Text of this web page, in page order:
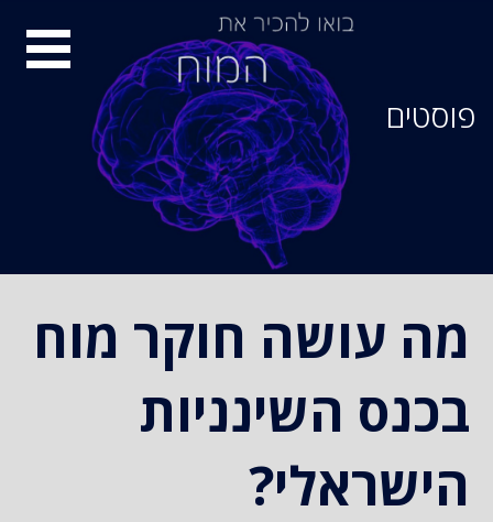
פוסטים
מה עושה חוקר מוח
בכנס השינניות
הישראלי?